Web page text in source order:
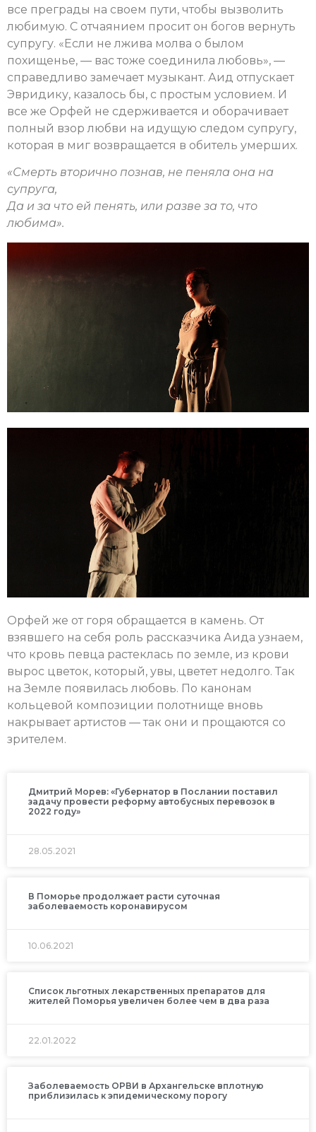
все преграды на своем пути, чтобы вызволить
любимую. С отчаянием просит он богов вернуть
супругу. «Если не лжива молва о былом
похищенье, — вас тоже соединила любовь», —
справедливо замечает музыкант. Аид отпускает
Эвридику, казалось бы, с простым условием. И
все же Орфей не сдерживается и оборачивает
полный взор любви на идущую следом супругу,
которая в миг возвращается в обитель умерших.
«Смерть вторично познав, не пеняла она на
супруга,
Да и за что ей пенять, или разве за то, что
любима».
Орфей же от горя обращается в камень. От
взявшего на себя роль рассказчика Аида узнаем,
что кровь певца растеклась по земле, из крови
вырос цветок, который, увы, цветет недолго. Так
на Земле появилась любовь. По канонам
кольцевой композиции полотнище вновь
накрывает артистов — так они и прощаются со
зрителем.
Дмитрий Морев: «Губернатор в Послании поставил
задачу провести реформу автобусных перевозок в
2022 году»
28.05.2021
В Поморье продолжает расти суточная
заболеваемость коронавирусом
10.06.2021
Список льготных лекарственных препаратов для
жителей Поморья увеличен более чем в два раза
22.01.2022
Заболеваемость ОРВИ в Архангельске вплотную
приблизилась к эпидемическому порогу